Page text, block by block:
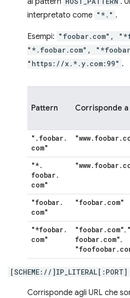
interpretato come "*." .
Esempi: "foobar.com",
"*.foobar.com",
"https://x.*.y.com:99" .
Pattern Corrisponde a
" . foobar.
com"
"www. foobar.
"*.
foobar.
com"
"www. foobar.
"foobar.
com"
"foobar. com"
"*foobar.
com"
"foobar. com",
foobar. com",
"foofoobar.
[SCHEME://]IP_LITERAL[:PORT]
Corrisponde agli URL che